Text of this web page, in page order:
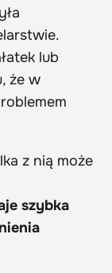
lub
że w
z nią może
szybka